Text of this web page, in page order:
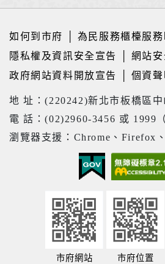
如何到市府 為民服務櫃檯服務
隱私權及資訊安全宣告
網站
政府網站資料開放宣告
個資聲
地 址：(220242)新北市板橋區
電 話：(02)2960-3456 或 1999
瀏覽器支援：Chrome、Firefox
市府網站 市府位置